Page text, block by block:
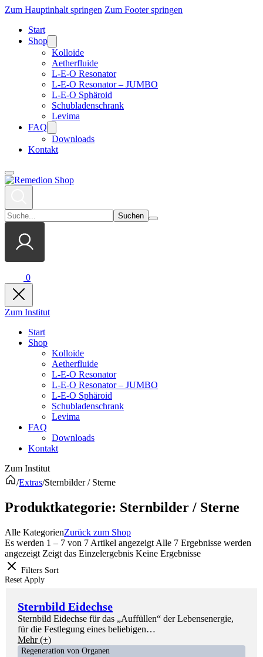
Zum Hauptinhalt springen Zum Footer springen
Start
Shop
Kolloide
Aetherfluide
L-E-O Resonator
L-E-O Resonator – JUMBO
L-E-O Sphäroid
Schubladenschrank
Levima
FAQ
Downloads
Kontakt
Suchen
0
Zum Institut
Start
Shop
Kolloide
Aetherfluide
L-E-O Resonator
L-E-O Resonator – JUMBO
L-E-O Sphäroid
Schubladenschrank
Levima
FAQ
Downloads
Kontakt
Zum Institut
/Extras/Sternbilder / Sterne
Produkt­kategorie: Sternbilder / Sterne
Alle KategorienZurück zum Shop
Es werden 1 – 7 von 7 Artikel angezeigt Alle 7 Ergebnisse werden
angezeigt Zeigt das Einzelergebnis Keine Ergebnisse
Filters Sort
Reset Apply
Sternbild Eidechse
Sternbild Eidechse für das „Auffüllen“ der Lebensenergie,
für die Festlegung eines beliebigen…
Mehr (+)
Regeneration von Organen